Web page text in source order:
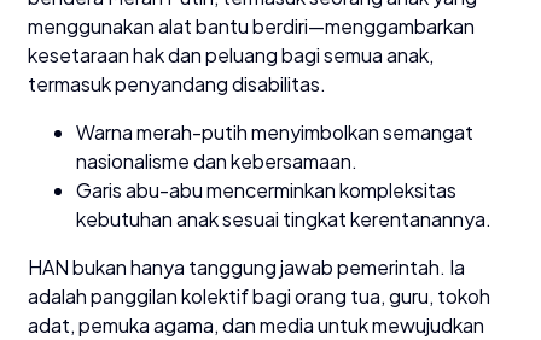
menggunakan alat bantu berdiri—menggambarkan
kesetaraan hak dan peluang bagi semua anak,
termasuk penyandang disabilitas.
Warna merah-putih menyimbolkan semangat
nasionalisme dan kebersamaan.
Garis abu-abu mencerminkan kompleksitas
kebutuhan anak sesuai tingkat kerentanannya.
HAN bukan hanya tanggung jawab pemerintah. Ia
adalah panggilan kolektif bagi orang tua, guru, tokoh
adat, pemuka agama, dan media untuk mewujudkan